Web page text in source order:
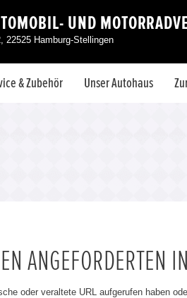
UND
22525 Hamburg-Stellingen
& Zubehör Unser Autohaus
ANGEFORDERTEN
oder veraltete URL aufgerufen haben